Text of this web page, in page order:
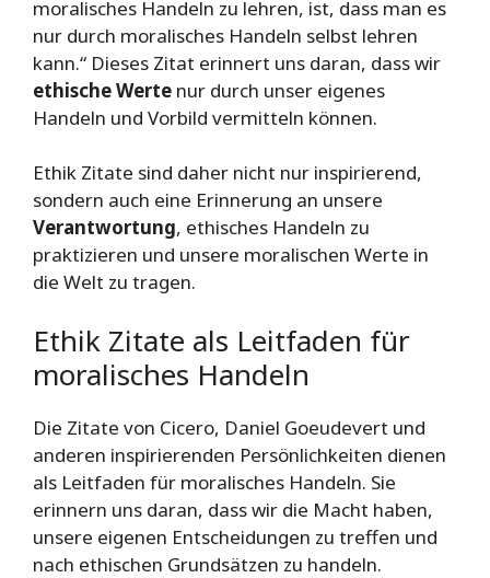
moralisches Handeln zu lehren, ist, dass man es
nur durch moralisches Handeln selbst lehren
kann.“ Dieses Zitat erinnert uns daran, dass wir
ethische Werte nur durch unser eigenes
Handeln und Vorbild vermitteln können.
Ethik Zitate sind daher nicht nur inspirierend,
sondern auch eine Erinnerung an unsere
Verantwortung, ethisches Handeln zu
praktizieren und unsere moralischen Werte in
die Welt zu tragen.
Ethik Zitate als Leitfaden für
moralisches Handeln
Die Zitate von Cicero, Daniel Goeudevert und
anderen inspirierenden Persönlichkeiten dienen
als Leitfaden für moralisches Handeln. Sie
erinnern uns daran, dass wir die Macht haben,
unsere eigenen Entscheidungen zu treffen und
nach ethischen Grundsätzen zu handeln.